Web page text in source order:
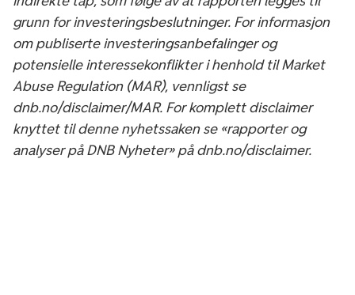
grunn for investeringsbeslutninger. For informasjon
om publiserte investeringsanbefalinger og
potensielle interessekonflikter i henhold til Market
Abuse Regulation (MAR), vennligst se
dnb.no/disclaimer/MAR. For komplett disclaimer
knyttet til denne nyhetssaken se «rapporter og
analyser på DNB Nyheter» på dnb.no/disclaimer.